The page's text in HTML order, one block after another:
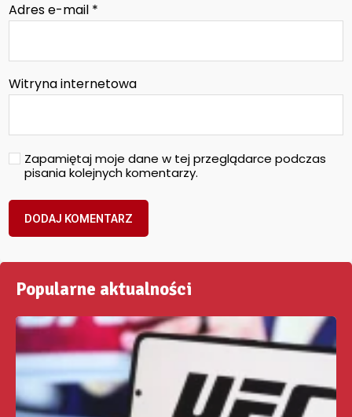
Adres e-mail *
Witryna internetowa
Zapamiętaj moje dane w tej przeglądarce podczas
pisania kolejnych komentarzy.
Popularne aktualności